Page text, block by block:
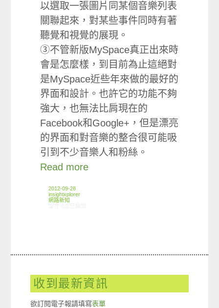
以選取一張圖片同某個音樂列表
關聯起來，對某些事件同時有著
聽覺和視覺的展現。
③不管新版MySpace真正出來時
會是怎麼樣，到目前為止這絕對
是MySpace近些年來做的最好的
界面和設計。也許它的功能不夠
強大，也無法比肩現在的
Facebook和Google+，但是漂亮
的界面和對音樂的整合很可能吸
引到不少音樂人和粉絲。
Read more
2012-09-28
insightxplorer
網路新知
收到最新資訊
欲訂閱電子報請填寫表單